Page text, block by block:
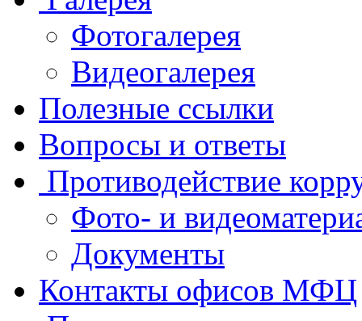
Фотогалерея
Видеогалерея
Полезные ссылки
Вопросы и ответы
Противодействие
Фото- и
Документы
Контакты офисов МФЦ